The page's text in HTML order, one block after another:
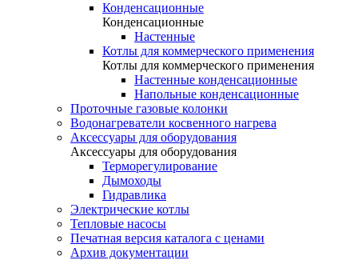
Конденсационные
Конденсационные
Настенные
Котлы для коммерческого применения
Котлы для коммерческого применения
Настенные конденсационные
Напольные конденсационные
Проточные газовые колонки
Водонагреватели косвенного нагрева
Аксессуары для оборудования
Аксессуары для оборудования
Терморегулирование
Дымоходы
Гидравлика
Электрические котлы
Тепловые насосы
Печатная версия каталога с ценами
Архив документации